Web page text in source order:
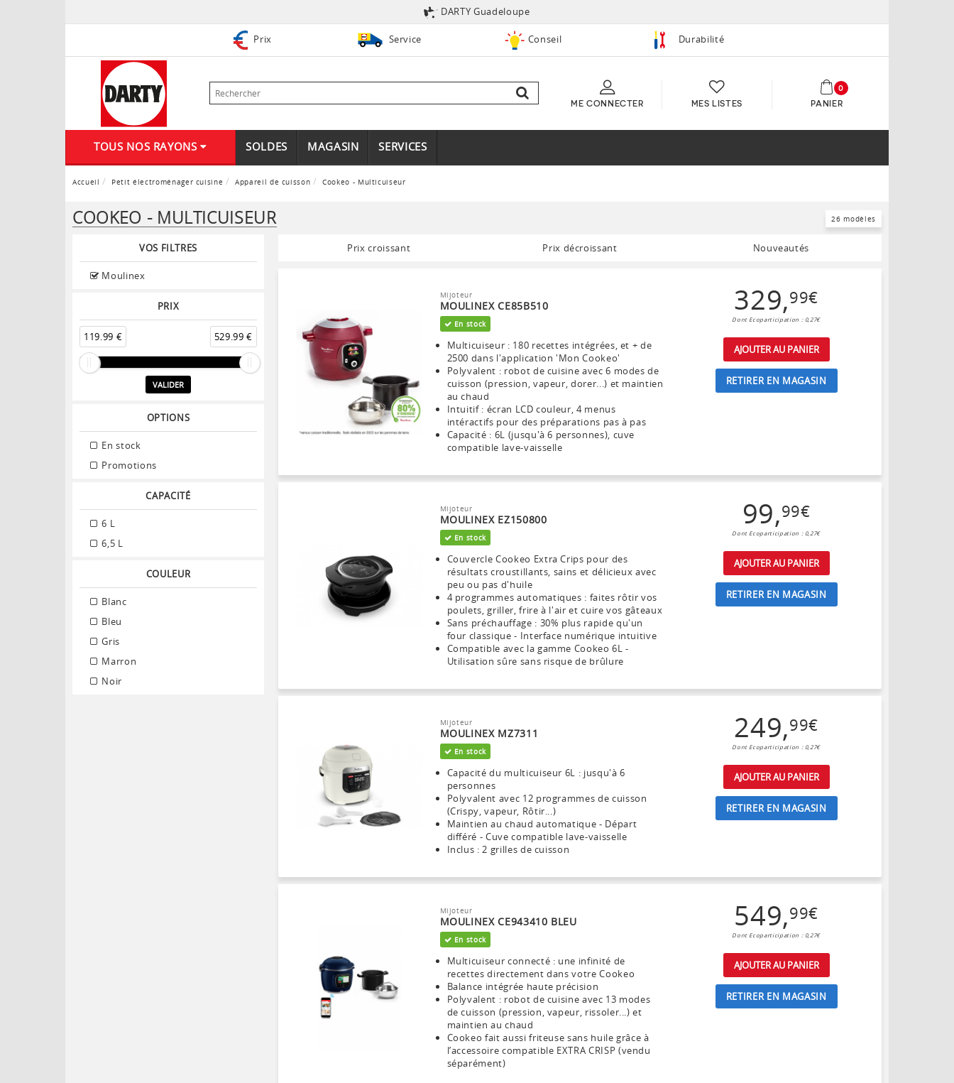
DARTY Guadeloupe
Prix Service Conseil Durabilité
ME CONNECTER MES LISTES PANIER
0
TOUS NOS RAYONS SOLDES MAGASIN SERVICES
Accueil Petit électroménager cuisine Appareil de cuisson Cookeo - Multicuiseur
COOKEO - MULTICUISEUR 26 modèles
VOS FILTRES
Moulinex
PRIX
119.99 € 529.99 €
VALIDER
OPTIONS
En stock
Promotions
CAPACITÉ
6 L
6,5 L
COULEUR
Blanc
Bleu
Gris
Marron
Noir
Prix croissant Prix décroissant Nouveautés
Mijoteur
MOULINEX CE85B510
En stock
Multicuiseur : 180 recettes intégrées, et + de
2500 dans l'application 'Mon Cookeo'
Polyvalent : robot de cuisine avec 6 modes de
cuisson (pression, vapeur, dorer...) et maintien
au chaud
Intuitif : écran LCD couleur, 4 menus
intéractifs pour des préparations pas à pas
Capacité : 6L (jusqu'à 6 personnes), cuve
compatible lave-vaisselle
329,99€
Dont Ecoparticipation : 0,27€
AJOUTER AU PANIER
RETIRER EN MAGASIN
Mijoteur
MOULINEX EZ150800
En stock
Couvercle Cookeo Extra Crips pour des
résultats croustillants, sains et délicieux avec
peu ou pas d'huile
4 programmes automatiques : faites rôtir vos
poulets, griller, frire à l'air et cuire vos gâteaux
Sans préchauffage : 30% plus rapide qu'un
four classique - Interface numérique intuitive
Compatible avec la gamme Cookeo 6L -
Utilisation sûre sans risque de brûlure
99,99€
Dont Ecoparticipation : 0,27€
AJOUTER AU PANIER
RETIRER EN MAGASIN
Mijoteur
MOULINEX MZ7311
En stock
Capacité du multicuiseur 6L : jusqu'à 6
personnes
Polyvalent avec 12 programmes de cuisson
(Crispy, vapeur, Rôtir...)
Maintien au chaud automatique - Départ
différé - Cuve compatible lave-vaisselle
Inclus : 2 grilles de cuisson
249,99€
Dont Ecoparticipation : 0,27€
AJOUTER AU PANIER
RETIRER EN MAGASIN
Mijoteur
MOULINEX CE943410 BLEU
En stock
Multicuiseur connecté : une infinité de
recettes directement dans votre Cookeo
Balance intégrée haute précision
Polyvalent : robot de cuisine avec 13 modes
de cuisson (pression, vapeur, rissoler...) et
maintien au chaud
Cookeo fait aussi friteuse sans huile grâce à
l’accessoire compatible EXTRA CRISP (vendu
séparément)
549,99€
Dont Ecoparticipation : 0,27€
AJOUTER AU PANIER
RETIRER EN MAGASIN